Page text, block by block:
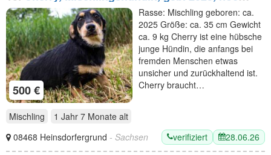
unsicher, su. Menschen mit Hundeerfahrung
und Geduld
500 €
Rasse: Mischling geboren: ca.
2025 Größe: ca. 35 cm Gewicht
ca. 9 kg Cherry ist eine hübsche
junge Hündin, die anfangs bei
fremden Menschen etwas
unsicher und zurückhaltend ist.
Cherry braucht…
Mischling 1 Jahr 7 Monate alt
08468 Heinsdorfergrund - Sachsen verifiziert 28.06.26